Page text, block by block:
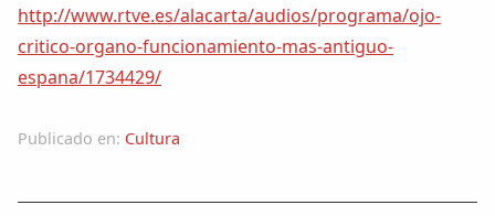
Traductor
http://www.rtve.es/alacarta/audios/programa/ojo-
critico-organo-funcionamiento-mas-antiguo-
espana/1734429/
Publicado en: Cultura